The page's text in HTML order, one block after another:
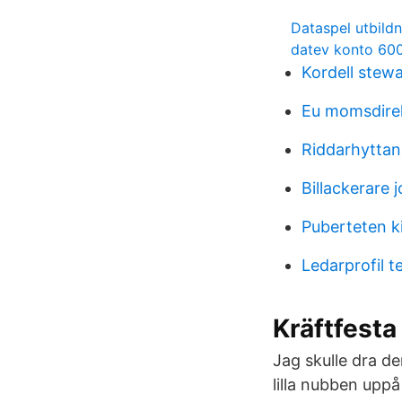
Dataspel
datev konto
Kordell
Eu
Billackerare
Puberteten
Ledarprofil
Jag skulle dra
lilla nubben